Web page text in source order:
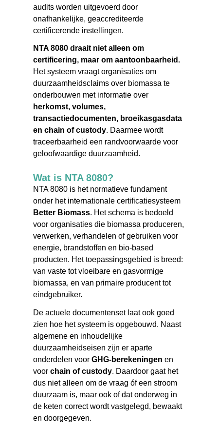
audits worden uitgevoerd door
onafhankelijke, geaccrediteerde
certificerende instellingen.
NTA 8080 draait niet alleen om
certificering, maar om aantoonbaarheid.
Het systeem vraagt organisaties om
duurzaamheidsclaims over biomassa te
onderbouwen met informatie over
herkomst, volumes,
transactiedocumenten, broeikasgasdata
en chain of custody. Daarmee wordt
traceerbaarheid een randvoorwaarde voor
geloofwaardige duurzaamheid.
Wat is NTA 8080?
NTA 8080 is het normatieve fundament
onder het internationale certificatiesysteem
Better Biomass. Het schema is bedoeld
voor organisaties die biomassa produceren,
verwerken, verhandelen of gebruiken voor
energie, brandstoffen en bio-based
producten. Het toepassingsgebied is breed:
van vaste tot vloeibare en gasvormige
biomassa, en van primaire producent tot
eindgebruiker.
De actuele documentenset laat ook goed
zien hoe het systeem is opgebouwd. Naast
algemene en inhoudelijke
duurzaamheidseisen zijn er aparte
onderdelen voor GHG-berekeningen en
voor chain of custody. Daardoor gaat het
dus niet alleen om de vraag óf een stroom
duurzaam is, maar ook of dat onderweg in
de keten correct wordt vastgelegd, bewaakt
en doorgegeven.